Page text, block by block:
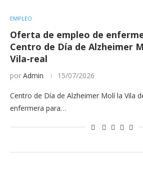
EMPLEO
Oferta de empleo de
Centro de Día de Alzheimer
Vila-real
por Admin 15/07/2026
Centro de Día de Alzheimer Molí la Vila
enfermera para…